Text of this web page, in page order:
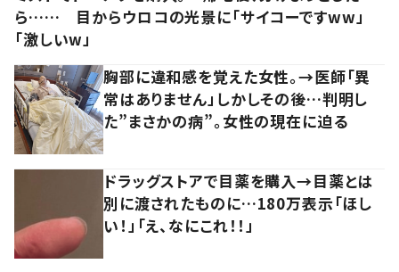
ら…… 目からウロコの光景に「サイコーですww」
「激しいw」
胸部に違和感を覚えた女性。→医師「異
常はありません」しかしその後…判明し
た”まさかの病”。女性の現在に迫る
ドラッグストアで目薬を購入→目薬とは
別に渡されたものに…180万表示「ほし
い！」「え、なにこれ！！」